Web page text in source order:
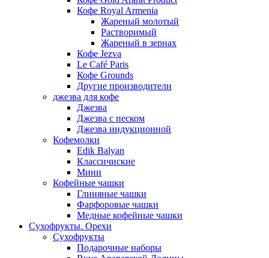
Кофе Royal Armenia
Жареный молотый
Растворимый
Жареный в зернах
Кофе Jezva
Le Café Paris
Кофе Grounds
Другие производители
джезва для кофе
Джезва
Джезва с песком
Джезва индукционной
Кофемолки
Edik Balyan
Классичиские
Мини
Кофейные чашки
Глиняные чашки
Фарфоровые чашки
Медные кофейные чашки
Сухофрукты. Орехи
Сухофрукты
Подарочные наборы